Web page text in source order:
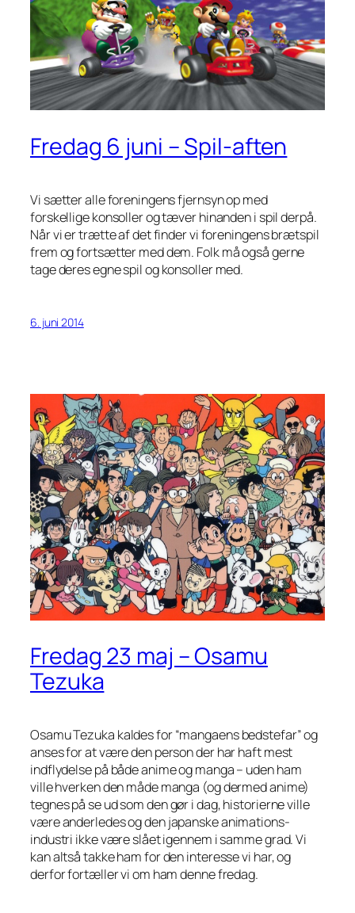
Fredag 6 juni – Spil-aften
Vi sætter alle foreningens fjernsyn op med
forskellige konsoller og tæver hinanden i spil derpå.
Når vi er trætte af det finder vi foreningens brætspil
frem og fortsætter med dem. Folk må også gerne
tage deres egne spil og konsoller med.
6. juni 2014
Fredag 23 maj – Osamu
Tezuka
Osamu Tezuka kaldes for “mangaens bedstefar” og
anses for at være den person der har haft mest
indflydelse på både anime og manga – uden ham
ville hverken den måde manga (og dermed anime)
tegnes på se ud som den gør i dag, historierne ville
være anderledes og den japanske animations-
industri ikke være slået igennem i samme grad. Vi
kan altså takke ham for den interesse vi har, og
derfor fortæller vi om ham denne fredag.